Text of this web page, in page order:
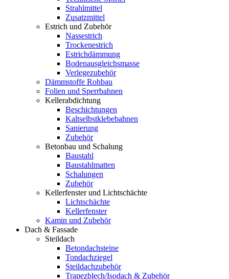
Strahlmittel
Zusatzmittel
Estrich und Zubehör
Nassestrich
Trockenestrich
Estrichdämmung
Bodenausgleichsmasse
Verlegezubehör
Dämmstoffe Rohbau
Folien und Sperrbahnen
Kellerabdichtung
Beschichtungen
Kaltselbstklebebahnen
Sanierung
Zubehör
Betonbau und Schalung
Baustahl
Baustahlmatten
Schalungen
Zubehör
Kellerfenster und Lichtschächte
Lichtschächte
Kellerfenster
Kamin und Zubehör
Dach & Fassade
Steildach
Betondachsteine
Tondachziegel
Steildachzubehör
Trapezblech/Isodach & Zubehör